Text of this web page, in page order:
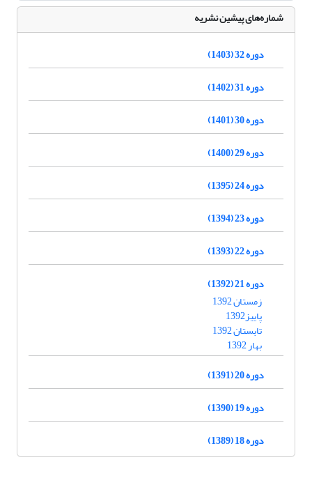
شماره‌های پیشین نشریه
دوره 32 (1403)
دوره 31 (1402)
دوره 30 (1401)
دوره 29 (1400)
دوره 24 (1395)
دوره 23 (1394)
دوره 22 (1393)
دوره 21 (1392)
زمستان 1392
پاییز1392
تابستان 1392
بهار 1392
دوره 20 (1391)
دوره 19 (1390)
دوره 18 (1389)